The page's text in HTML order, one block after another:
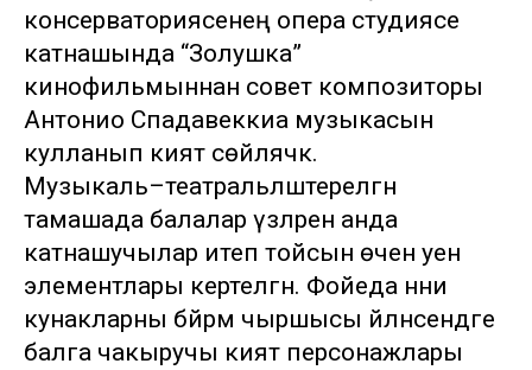
консерваториясенең опера студиясе
катнашында “Золушка”
кинофильмыннан совет композиторы
Антонио Спадавеккиа музыкасын
кулланып әкият сөйләячәк.
Музыкаль–театральләштерелгән
тамашада балалар үзләрен анда
катнашучылар итеп тойсын өчен уен
элементлары кертелгән. Фойеда нәни
кунакларны бәйрәм чыршысы әйләнәсендәге
балга чакыручы әкият персонажлары